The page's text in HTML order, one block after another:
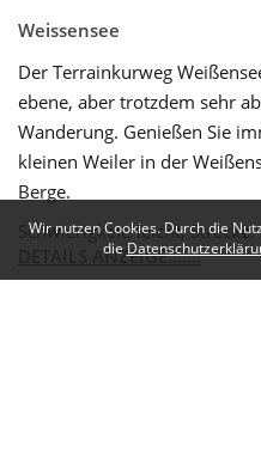
Weissensee
Der Terrainkurweg
ebene, aber trotzdem sehr
Wanderung. Genießen Sie
kleinen Weiler in der
Berge.
Schwierigkeit:leicht,
DETAILS ANZEIGE.......
Wir nutzen Cookies. Durch die
die